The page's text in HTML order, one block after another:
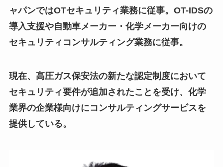
ャパンではOTセキュリティ業務に従事。OT-IDSの
導入支援や自動車メーカー・化学メーカー向けの
セキュリティコンサルティング業務に従事。
現在、高圧ガス保安法の新たな認定制度において
セキュリティ要件が追加されたことを受け、化学
業界の企業様向けにコンサルティングサービスを
提供している。